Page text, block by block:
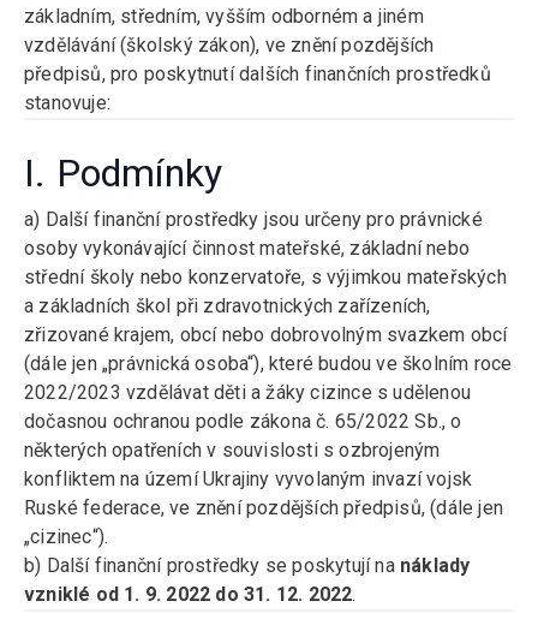
základním, středním, vyšším odborném a jiném
vzdělávání (školský zákon), ve znění pozdějších
předpisů, pro poskytnutí dalších finančních prostředků
stanovuje:
I. Podmínky
a) Další finanční prostředky jsou určeny pro právnické
osoby vykonávající činnost mateřské, základní nebo
střední školy nebo konzervatoře, s výjimkou mateřských
a základních škol při zdravotnických zařízeních,
zřizované krajem, obcí nebo dobrovolným svazkem obcí
(dále jen „právnická osoba“), které budou ve školním roce
2022/2023 vzdělávat děti a žáky cizince s udělenou
dočasnou ochranou podle zákona č. 65/2022 Sb., o
některých opatřeních v souvislosti s ozbrojeným
konfliktem na území Ukrajiny vyvolaným invazí vojsk
Ruské federace, ve znění pozdějších předpisů, (dále jen
„cizinec“).
b) Další finanční prostředky se poskytují na náklady
vzniklé od 1. 9. 2022 do 31. 12. 2022.